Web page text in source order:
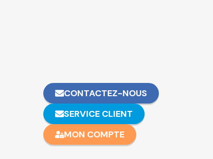
CONTACTEZ-NOUS
SERVICE CLIENT
MON COMPTE